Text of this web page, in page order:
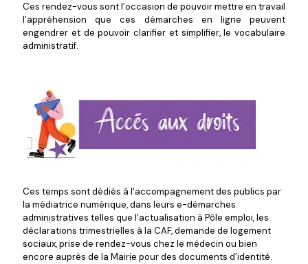
Ces rendez-vous sont l’occasion de pouvoir mettre en travail
l’appréhension que ces démarches en ligne peuvent
engendrer et de pouvoir clarifier et simplifier, le vocabulaire
administratif.
Ces temps sont dédiés à l'accompagnement des publics par
la médiatrice numérique, dans leurs e-démarches
administratives telles que l’actualisation à Pôle emploi, les
déclarations trimestrielles à la CAF, demande de logement
sociaux, prise de rendez-vous chez le médecin ou bien
encore auprès de la Mairie pour des documents d’identité.